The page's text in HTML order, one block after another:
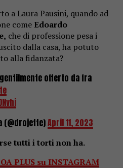
a Laura Pausini, quando ad
come Edoardo
che di professione pesa i
dalla casa, ha potuto
alla fidanzata?
offerto da fra
(@drojette)April 11, 2023
tutti i torti non ha.
OA PLUS su INSTAGRAM